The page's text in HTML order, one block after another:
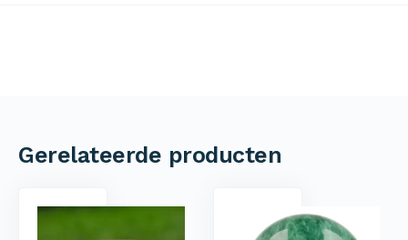
Gerelateerde producten